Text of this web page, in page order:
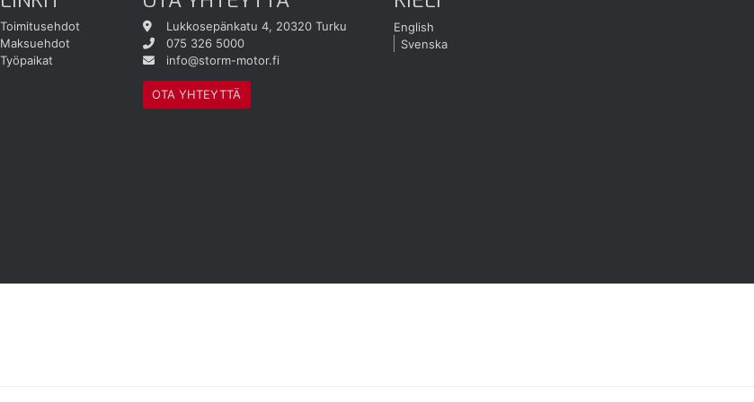
Toimitusehdot
Maksuehdot
Työpaikat
Lukkosepänkatu 4, 20320 Turku
075 326 5000
info@storm-motor.fi
OTA YHTEYTTÄ
English
Svenska